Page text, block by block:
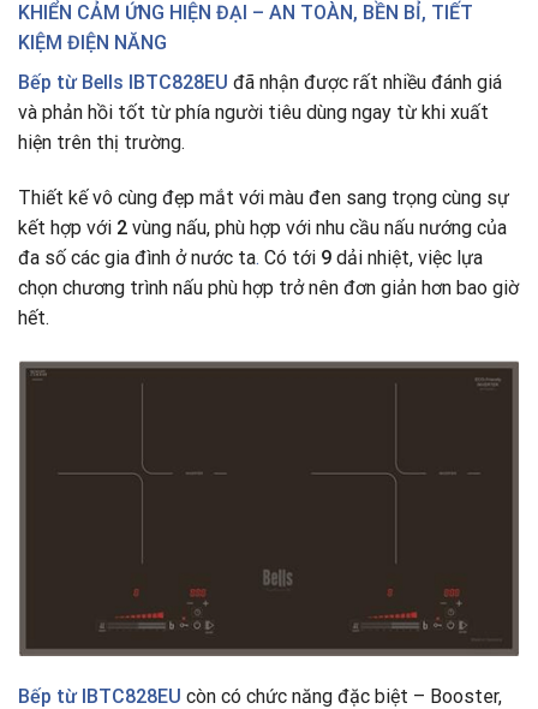
KHIỂN CẢM ỨNG HIỆN ĐẠI – AN TOÀN, BỀN BỈ, TIẾT
KIỆM ĐIỆN NĂNG
Bếp từ Bells IBTC828EU đã nhận được rất nhiều đánh giá
và phản hồi tốt từ phía người tiêu dùng ngay từ khi xuất
hiện trên thị trường.
Thiết kế vô cùng đẹp mắt với màu đen sang trọng cùng sự
kết hợp với 2 vùng nấu, phù hợp với nhu cầu nấu nướng của
đa số các gia đình ở nước ta. Có tới 9 dải nhiệt, việc lựa
chọn chương trình nấu phù hợp trở nên đơn giản hơn bao giờ
hết.
Bếp từ IBTC828EU còn có chức năng đặc biệt – Booster,